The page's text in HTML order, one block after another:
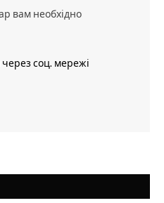
вам необхідно
через соц. мережі